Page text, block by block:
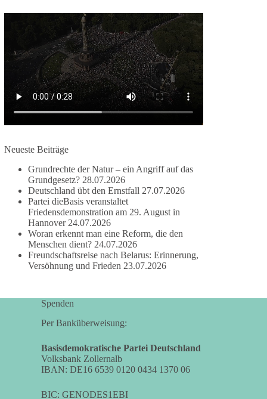
Revanchismus!“
👉 Hier geht es zum vollständigen Video:
https://www.youtube.com/live/a9hOswSNg4I?
si=2b_C6GgNY9EB-rXw
🟩🟩🟦🟦🟥🟥🟧🟧
#dieBasis #frieden
#friedenspartei
377 Auf Facebook ansehen
DieBasis
2 Tage(n) zuvor
Wusstest du, dass ein guter Antrag nicht besser
bestimmten Partei kommt?
Sachsen-Anhalt braucht Lösungen für Schule,
Kommunen. Diese Probleme werden nicht
kleiner, wenn im Landtag zuerst auf Parteifarbe
und erst danach auf den Inhalt geschaut wird.
Neueste Beiträge
Grundrechte der Natur – ein Angriff auf das
Grundgesetz? 28.07.2026
Deutschland übt den Ernstfall 27.07.2026
Partei dieBasis veranstaltet
Friedensdemonstration am 29. August in
Hannover 24.07.2026
Woran erkennt man eine Reform, die den
Menschen dient? 24.07.2026
Freundschaftsreise nach Belarus: Erinnerung,
Versöhnung und Frieden 23.07.2026
Spenden
Per Banküberweisung:
Basisdemokratische Partei Deutschland
Volksbank Zollernalb
IBAN: DE16 6539 0120 0434 1370 06
BIC: GENODES1EBI